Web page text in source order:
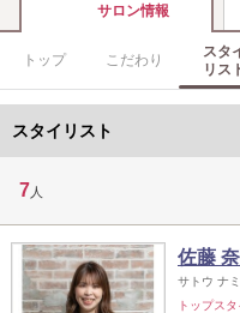
サロン情報
トップ こだわり
スタ
リス
スタイリスト
7 人
佐藤
サトウ ナミ
トップス